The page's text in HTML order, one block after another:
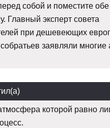
собой и поместите
Главный эксперт совета
при дешевеющих
заявляли многие
которой равно